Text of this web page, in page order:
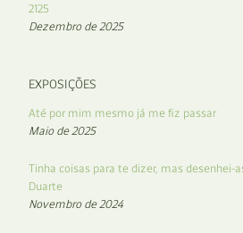
2125
Dezembro de 2025
EXPOSIÇÕES
Até por mim mesmo já me fiz passar
Maio de 2025
Tinha coisas para te dizer, mas desenhei-
Duarte
Novembro de 2024